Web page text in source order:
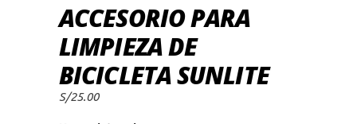
ACCESORIO PARA
LIMPIEZA DE
BICICLETA SUNLITE
S/25.00